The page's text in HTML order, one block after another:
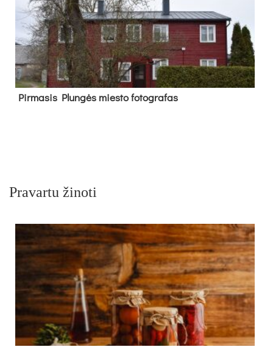
Pir­ma­sis Plun­gės mies­to fo­tog­ra­fas
Pravartu žinoti